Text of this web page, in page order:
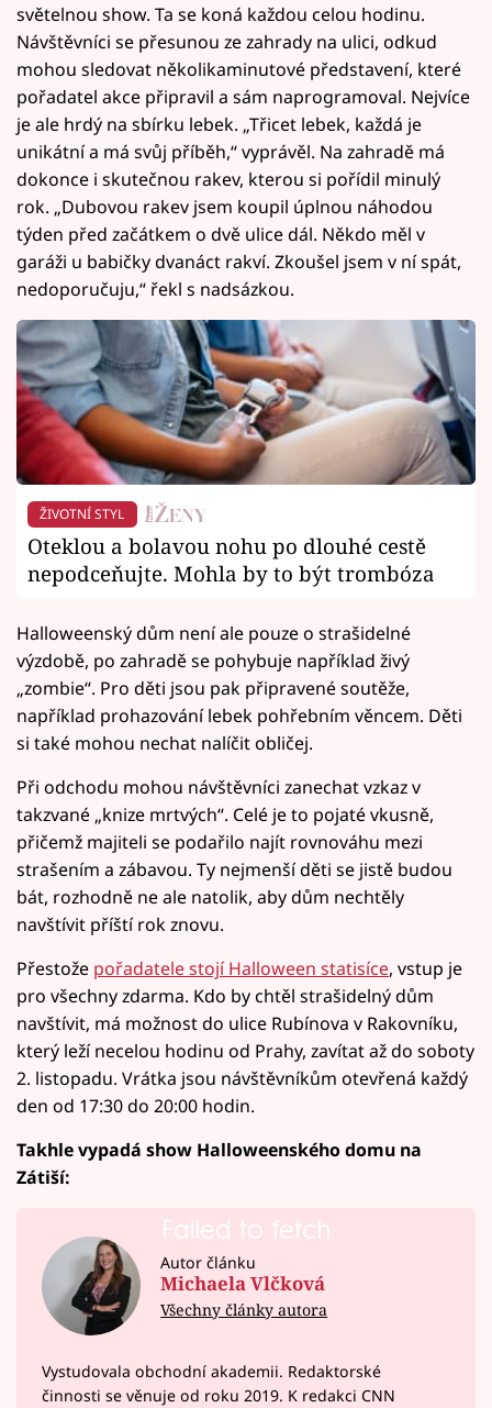
světelnou show. Ta se koná každou celou hodinu.
Návštěvníci se přesunou ze zahrady na ulici, odkud
mohou sledovat několikaminutové představení, které
pořadatel akce připravil a sám naprogramoval. Nejvíce
je ale hrdý na sbírku lebek. „Třicet lebek, každá je
unikátní a má svůj příběh,“ vyprávěl. Na zahradě má
dokonce i skutečnou rakev, kterou si pořídil minulý
rok. „Dubovou rakev jsem koupil úplnou náhodou
týden před začátkem o dvě ulice dál. Někdo měl v
garáži u babičky dvanáct rakví. Zkoušel jsem v ní spát,
nedoporučuju,“ řekl s nadsázkou.
ŽIVOTNÍ STYL
Oteklou a bolavou nohu po dlouhé cestě
nepodceňujte. Mohla by to být trombóza
Halloweenský dům není ale pouze o strašidelné
výzdobě, po zahradě se pohybuje například živý
„zombie“. Pro děti jsou pak připravené soutěže,
například prohazování lebek pohřebním věncem. Děti
si také mohou nechat nalíčit obličej.
Při odchodu mohou návštěvníci zanechat vzkaz v
takzvané „knize mrtvých“. Celé je to pojaté vkusně,
přičemž majiteli se podařilo najít rovnováhu mezi
strašením a zábavou. Ty nejmenší děti se jistě budou
bát, rozhodně ne ale natolik, aby dům nechtěly
navštívit příští rok znovu.
Přestože pořadatele stojí Halloween statisíce, vstup je
pro všechny zdarma. Kdo by chtěl strašidelný dům
navštívit, má možnost do ulice Rubínova v Rakovníku,
který leží necelou hodinu od Prahy, zavítat až do soboty
2. listopadu. Vrátka jsou návštěvníkům otevřená každý
den od 17:30 do 20:00 hodin.
Takhle vypadá show Halloweenského domu na
Zátiší:
Failed to fetch
Autor článku
Michaela Vlčková
Všechny články autora
Vystudovala obchodní akademii. Redaktorské
činnosti se věnuje od roku 2019. K redakci CNN